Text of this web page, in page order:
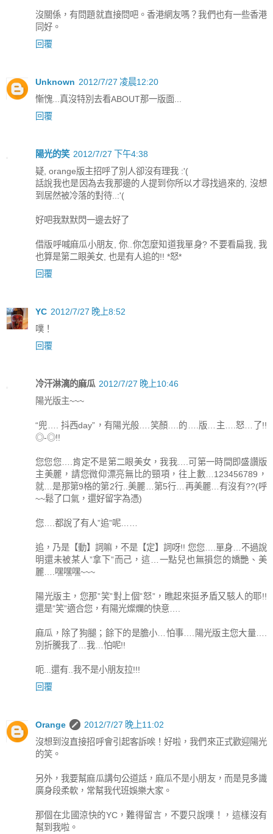
沒關係，有問題就直接問吧。香港網友嗎？我們也有一些香港
同好。
回覆
Unknown 2012/7/27 凌晨12:20
慚愧...真沒特別去看ABOUT那一版面...
回覆
陽光的笑 2012/7/27 下午4:38
疑, orange版主招呼了別人卻沒有理我 :'(
話說我也是因為去我那邊的人提到你所以才尋找過來的, 沒想
到居然被冷落的對待..:'(
好吧我默默閃一邊去好了
借版呼喊麻瓜小朋友, 你..你怎麼知道我單身? 不要看扁我, 我
也算是第二眼美女, 也是有人追的!! *怒*
回覆
YC 2012/7/27 晚上8:52
噗！
回覆
冷汗淋漓的麻瓜 2012/7/27 晚上10:46
陽光版主~~~
“兜…. 抖西day”，有陽光般….笑顏….的….版…主….怒…了!!
◎-◎!!
您您您….肯定不是第二眼美女，我我….可第一時間即盛讚版
主美麗，請您微仰漂亮無比的頸項，往上數…123456789，
就…是那第9格的第2行..美麗…第5行…再美麗…有沒有??(呼
~~鬆了口氣，還好留字為憑)
您….都說了有人”追”呢……
追，乃是【動】詞嘛，不是【定】詞呀!! 您您….單身…不過說
明還未被某人”拿下”而己，這…一點兒也無損您的嬌艷、美
麗….嘿嘿嘿~~~
陽光版主，您那”笑”對上個”怒”，瞧起來挺矛盾又駭人的耶!!
還是”笑”適合您，有陽光燦爛的快意….
麻瓜，除了狗腿；餘下的是膽小…怕事….陽光版主您大量….
別折騰我了…我…怕呢!!
呃...還有..我不是小朋友拉!!!
回覆
Orange
2012/7/27 晚上11:02
沒想到沒直接招呼會引起客訴唉！好啦，我們來正式歡迎陽光
的笑。
另外，我要幫麻瓜講句公道話，麻瓜不是小朋友，而是見多識
廣身段柔軟，常幫我代班娛樂大家。
那個在北國涼快的YC，難得留言，不要只說噗！，這樣沒有
幫到我啦。